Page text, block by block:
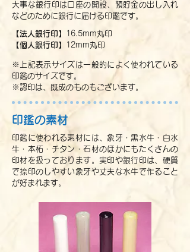
大事な銀行印は口座の開設、預貯金の出し入れ
などのために銀行に届ける印鑑です。
【法人銀行印】
16.5mm丸印
【個人銀行印】
12mm丸印
※上記表示サイズは一般的によく使われている
印鑑のサイズです。
※認印は、既成のものもございます。
印鑑の素材
印鑑に使われる素材には、象牙・黒水牛・白水
牛・本柘・チタン・石材のほかにもたくさんの
印材を扱っております。実印や銀行印は、硬質
で捺印のしやすい象牙や丈夫な水牛で作ること
が好まれます。